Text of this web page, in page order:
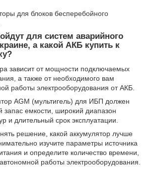
для блоков бесперебойного
для систем аварийного
а какой АКБ купить к
зависит от мощности подключаемых
а также от необходимого вам
работы электрооборудования от АКБ.
AGM (мультигель) для ИБП должен
запас емкости, широкий диапазон
и длительный срок эксплуатации.
решение, какой аккумулятор лучше
изучите параметры источника
и определите количество времени,
работы электрооборудования.